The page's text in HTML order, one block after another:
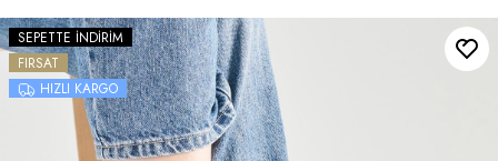
SEPETTE İNDIRIM
FIRSAT
HIZLI KARGO